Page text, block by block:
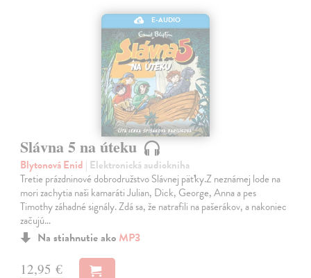
E-AUDIO
Slávna 5 na úteku
Blytonová Enid | Elektronická audiokniha
Tretie prázdninové dobrodružstvo Slávnej päťky.Z neznámej lode na
mori zachytia naši kamaráti Julian, Dick, George, Anna a pes
Timothy záhadné signály. Zdá sa, že natrafili na pašerákov, a nakoniec
začujú…
Na stiahnutie ako MP3
12,95 €